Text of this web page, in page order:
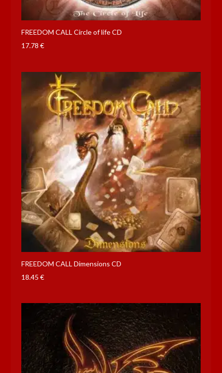
FREEDOM CALL Circle of life CD
17.78 €
FREEDOM CALL Dimensions CD
18.45 €